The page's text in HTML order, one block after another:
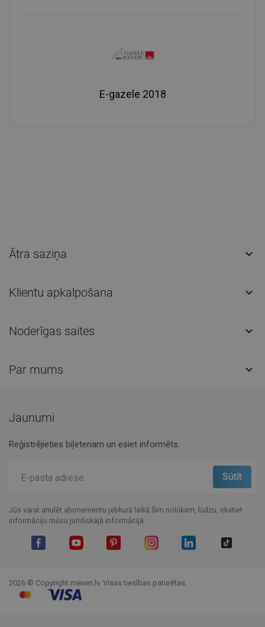
E-gazele 2018
Ātra saziņa 
Klientu apkalpošana 
Noderīgas saites 
Par mums 
Jaunumi
Reģistrējieties biļetenam un esiet informēts.
Jūs varat anulēt abonementu jebkurā laikā.Šim nolūkam, lūdzu, skatiet
informāciju mūsu juridiskajā informācijā.
2026 © Copyright mexen.lv. Visas tiesības paturētas.